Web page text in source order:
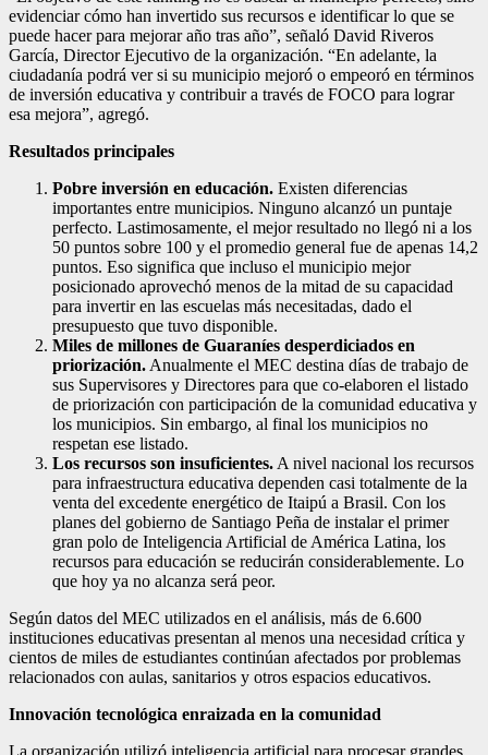
evidenciar cómo han invertido sus recursos e identificar lo que se
puede hacer para mejorar año tras año”, señaló David Riveros
García, Director Ejecutivo de la organización. “En adelante, la
ciudadanía podrá ver si su municipio mejoró o empeoró en términos
de inversión educativa y contribuir a través de FOCO para lograr
esa mejora”, agregó.
Resultados principales
Pobre inversión en educación. Existen diferencias
importantes entre municipios. Ninguno alcanzó un puntaje
perfecto. Lastimosamente, el mejor resultado no llegó ni a los
50 puntos sobre 100 y el promedio general fue de apenas 14,2
puntos. Eso significa que incluso el municipio mejor
posicionado aprovechó menos de la mitad de su capacidad
para invertir en las escuelas más necesitadas, dado el
presupuesto que tuvo disponible.
Miles de millones de Guaraníes desperdiciados en
priorización. Anualmente el MEC destina días de trabajo de
sus Supervisores y Directores para que co-elaboren el listado
de priorización con participación de la comunidad educativa y
los municipios. Sin embargo, al final los municipios no
respetan ese listado.
Los recursos son insuficientes. A nivel nacional los recursos
para infraestructura educativa dependen casi totalmente de la
venta del excedente energético de Itaipú a Brasil. Con los
planes del gobierno de Santiago Peña de instalar el primer
gran polo de Inteligencia Artificial de América Latina, los
recursos para educación se reducirán considerablemente. Lo
que hoy ya no alcanza será peor.
Según datos del MEC utilizados en el análisis, más de 6.600
instituciones educativas presentan al menos una necesidad crítica y
cientos de miles de estudiantes continúan afectados por problemas
relacionados con aulas, sanitarios y otros espacios educativos.
Innovación tecnológica enraizada en la comunidad
La organización utilizó inteligencia artificial para procesar grandes